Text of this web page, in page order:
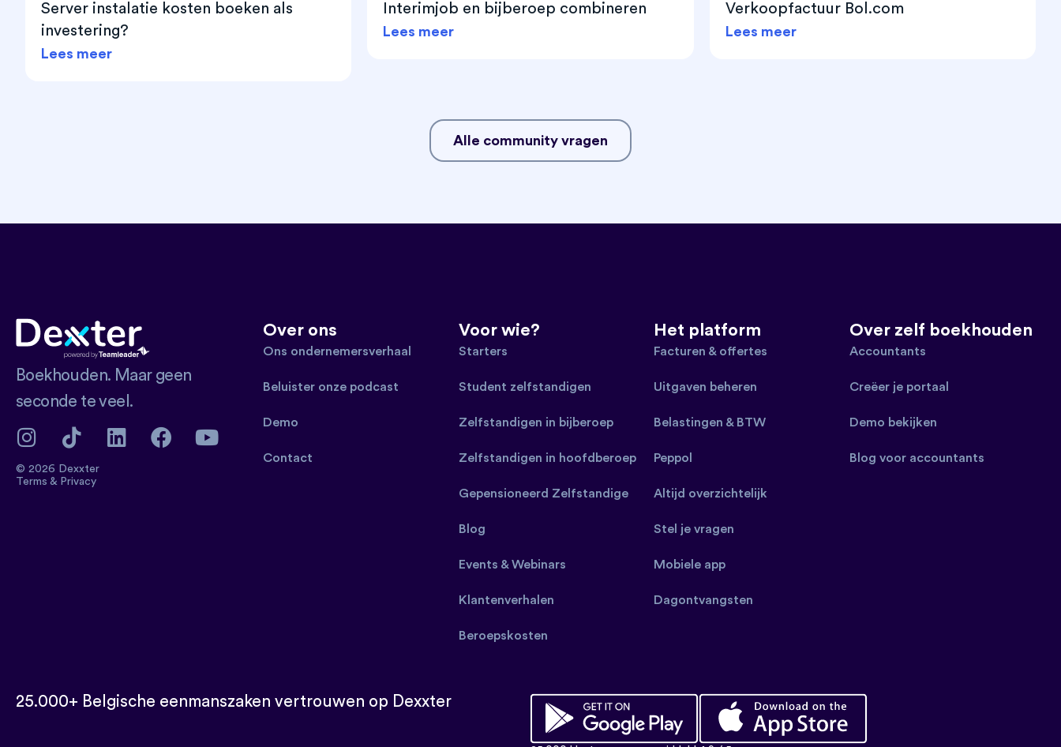
Server instalatie kosten boeken als
investering?
Lees meer
Interimjob en bijberoep combineren
Lees meer
Verkoopfactuur Bol.com
Lees meer
Alle community vragen
Boekhouden. Maar geen
seconde te veel.
© 2026 Dexxter
Terms & Privacy
Over ons
Ons ondernemersverhaal
Beluister onze podcast
Demo
Contact
Voor wie?
Starters
Student zelfstandigen
Zelfstandigen in bijberoep
Zelfstandigen in hoofdberoep
Gepensioneerd Zelfstandige
Blog
Events & Webinars
Klantenverhalen
Beroepskosten
Het platform
Facturen & offertes
Uitgaven beheren
Belastingen & BTW
Peppol
Altijd overzichtelijk
Stel je vragen
Mobiele app
Dagontvangsten
Over zelf boekhouden
Accountants
Creëer je portaal
Demo bekijken
Blog voor accountants
25.000+ Belgische eenmanszaken vertrouwen op Dexxter